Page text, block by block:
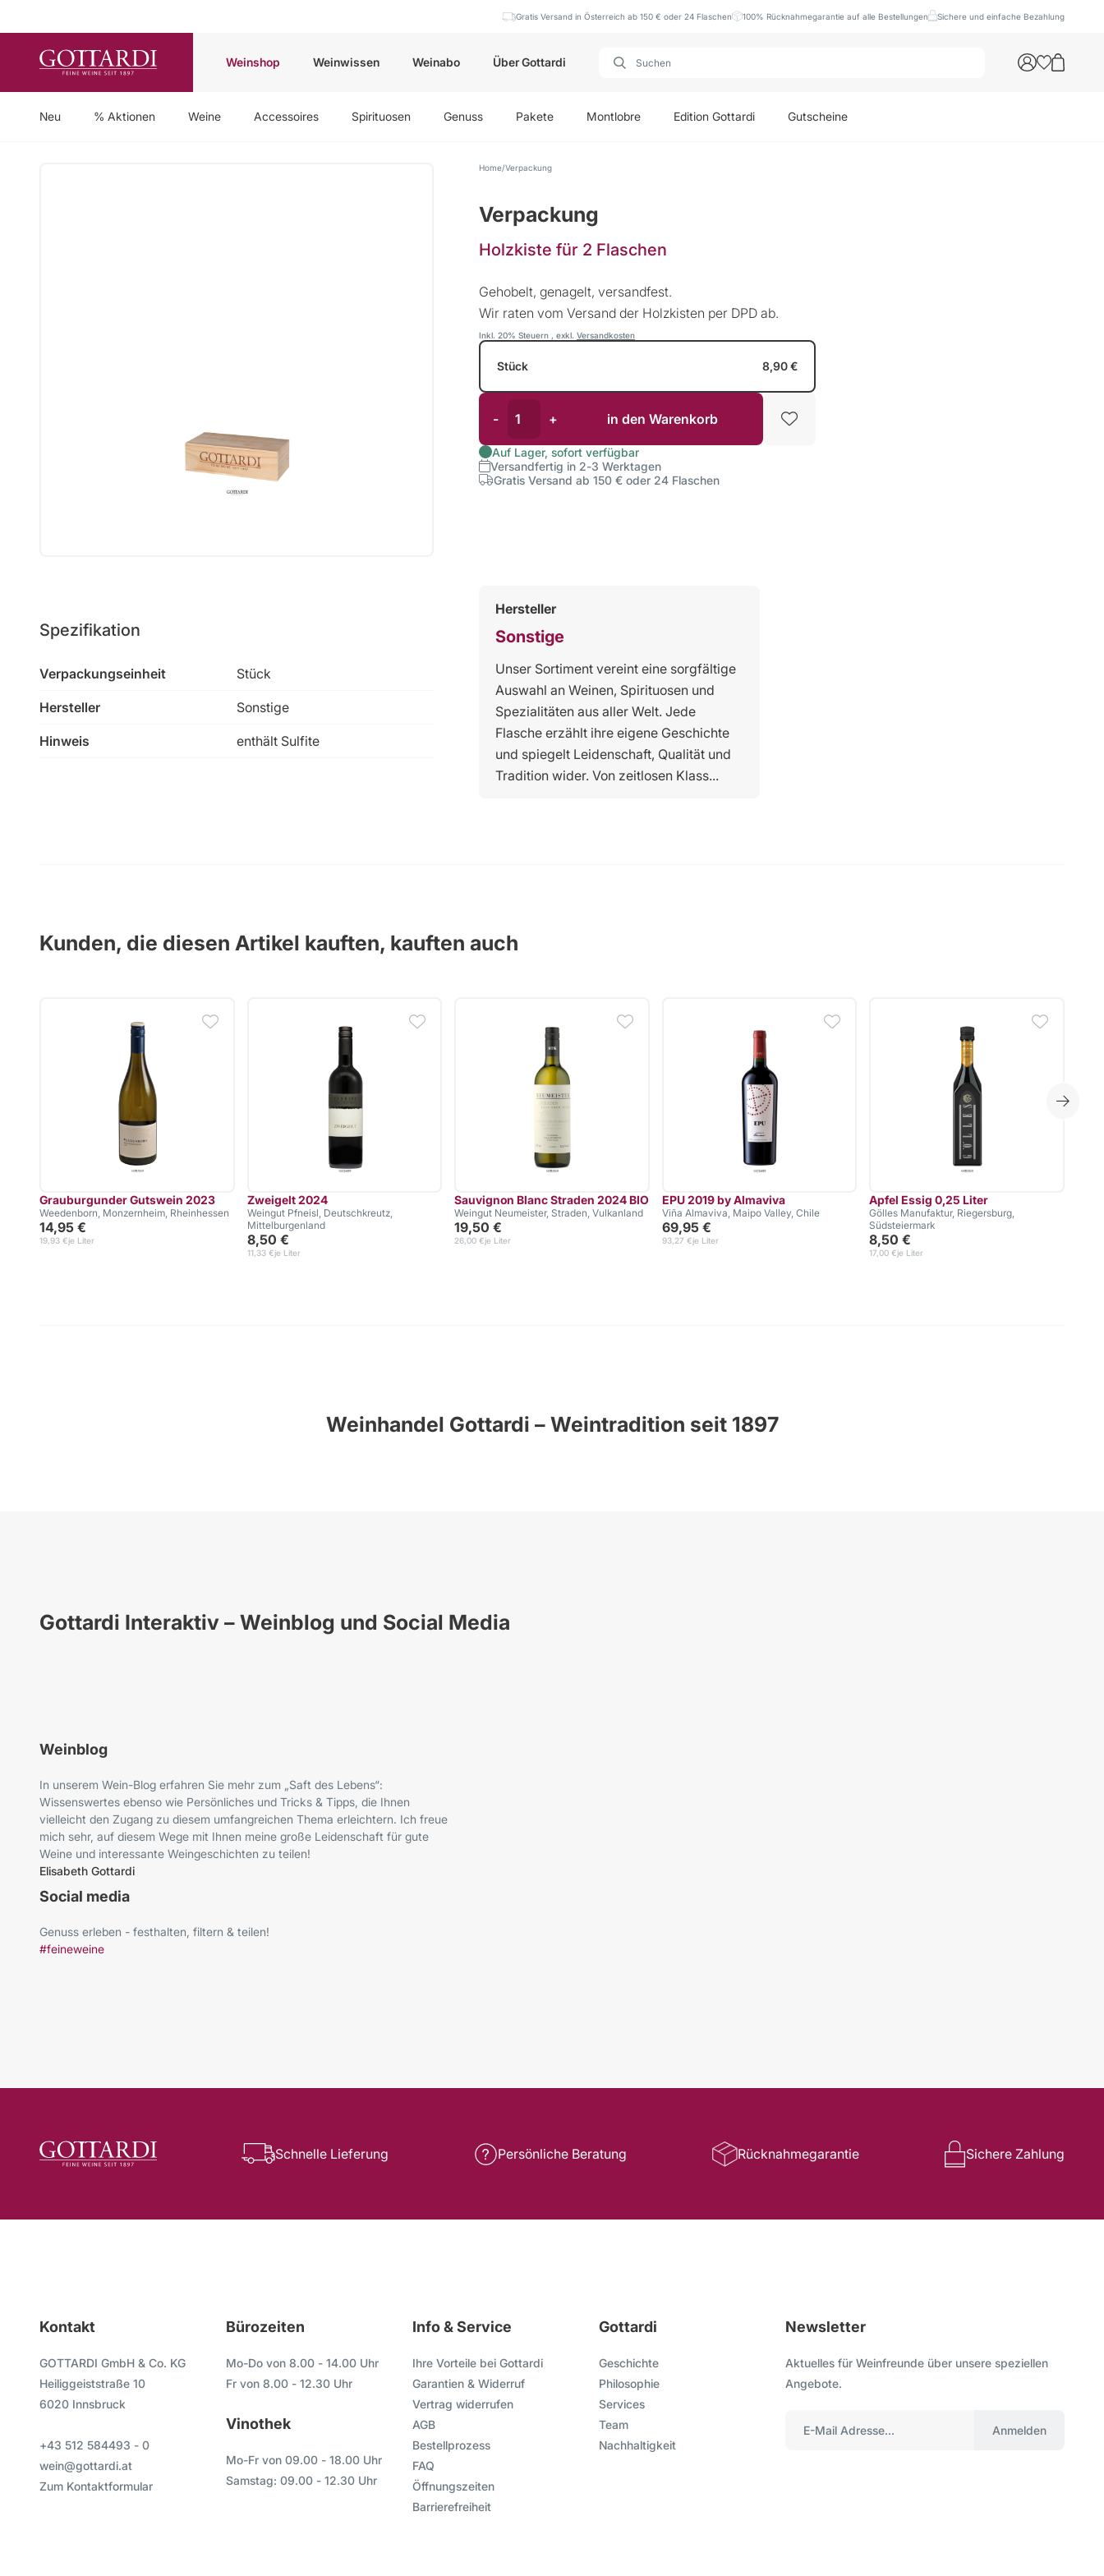
Gratis Versand in Österreich ab 150 € oder 24 Flaschen 100% Rücknahmegarantie auf alle Bestellungen Sichere und einfache Bezahlung
Weinshop Weinwissen Weinabo Über Gottardi
Neu % Aktionen Weine Accessoires Spirituosen Genuss Pakete Montlobre Edition Gottardi Gutscheine
Home Verpackung
Verpackung
Holzkiste für 2 Flaschen
Gehobelt, genagelt, versandfest.
Wir raten vom Versand der Holzkisten per DPD ab.
Inkl. 20% Steuern , exkl. Versandkosten
Stück 8,90 €
- + in den Warenkorb
Auf Lager, sofort verfügbar
Versandfertig in 2-3 Werktagen
Gratis Versand ab 150 € oder 24 Flaschen
Hersteller
Sonstige
Unser Sortiment vereint eine sorgfältige
Auswahl an Weinen, Spirituosen und
Spezialitäten aus aller Welt. Jede
Flasche erzählt ihre eigene Geschichte
und spiegelt Leidenschaft, Qualität und
Tradition wider. Von zeitlosen Klass...
Spezifikation
Verpackungseinheit Stück
Hersteller Sonstige
Hinweis enthält Sulfite
Kunden, die diesen Artikel kauften, kauften auch
Grauburgunder Gutswein 2023
Weedenborn, Monzernheim, Rheinhessen
14,95 €
je Liter
19,93 €
Zweigelt 2024
Weingut Pfneisl, Deutschkreutz,
Mittelburgenland
8,50 €
je Liter
11,33 €
Sauvignon Blanc Straden 2024 BIO
Weingut Neumeister, Straden, Vulkanland
19,50 €
je Liter
26,00 €
EPU 2019 by Almaviva
Viña Almaviva, Maipo Valley, Chile
69,95 €
je Liter
93,27 €
Apfel Essig 0,25 Liter
Gölles Manufaktur, Riegersburg,
Südsteiermark
8,50 €
je Liter
17,00 €
Weinhandel Gottardi – Weintradition seit 1897
Gottardi Interaktiv – Weinblog und Social Media
Weinblog
In unserem Wein-Blog erfahren Sie mehr zum „Saft des Lebens“:
Wissenswertes ebenso wie Persönliches und Tricks & Tipps, die Ihnen
vielleicht den Zugang zu diesem umfangreichen Thema erleichtern. Ich freue
mich sehr, auf diesem Wege mit Ihnen meine große Leidenschaft für gute
Weine und interessante Weingeschichten zu teilen!
Elisabeth Gottardi
Social media
Genuss erleben - festhalten, filtern & teilen!
#feineweine
Schnelle Lieferung Persönliche Beratung Rücknahmegarantie Sichere Zahlung
Kontakt
GOTTARDI GmbH & Co. KG
Heiliggeiststraße 10
6020 Innsbruck
+43 512 584493 - 0
wein@gottardi.at
Zum Kontaktformular
Bürozeiten
Mo-Do von 8.00 - 14.00 Uhr
Fr von 8.00 - 12.30 Uhr
Vinothek
Mo-Fr von 09.00 - 18.00 Uhr
Samstag: 09.00 - 12.30 Uhr
Info & Service
Ihre Vorteile bei Gottardi
Garantien & Widerruf
Vertrag widerrufen
AGB
Bestellprozess
FAQ
Öffnungszeiten
Barrierefreiheit
Gottardi
Geschichte
Philosophie
Services
Team
Nachhaltigkeit
Newsletter
Aktuelles für Weinfreunde über unsere speziellen
Angebote.
Anmelden